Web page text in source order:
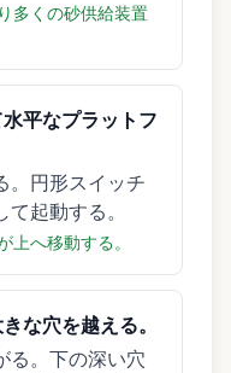
多くの砂供給装置
平なプラットフ
。円形スイッチ
起動する。
へ移動する。
な穴を越える。
る。下の深い穴